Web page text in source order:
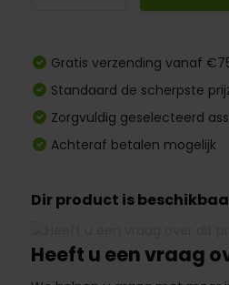
Gratis verzending vanaf
Standaard de scherpste
Zorgvuldig geselecteerd
Achteraf betalen mogelijk
Dir product is
Heeft u een vraag